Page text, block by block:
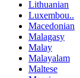
Lithuanian
Luxembou..
Macedonian
Malagasy
Malay
Malayalam
Maltese